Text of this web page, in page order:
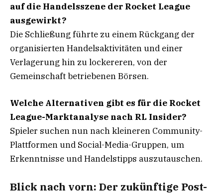
auf die Handelsszene der Rocket League
ausgewirkt?
Die Schließung führte zu einem Rückgang der
organisierten Handelsaktivitäten und einer
Verlagerung hin zu lockereren, von der
Gemeinschaft betriebenen Börsen.
Welche Alternativen gibt es für die Rocket
League-Marktanalyse nach RL Insider?
Spieler suchen nun nach kleineren Community-
Plattformen und Social-Media-Gruppen, um
Erkenntnisse und Handelstipps auszutauschen.
Blick nach vorn: Der zukünftige Post-